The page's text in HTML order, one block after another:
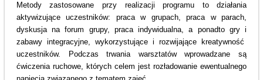
Metody zastosowane przy realizacji programu to działania
aktywizujące uczestników: praca w grupach, praca w parach,
dyskusja na forum grupy, praca indywidualna, a ponadto gry i
zabawy integracyjne, wykorzystujące i rozwijające kreatywność
uczestników. Podczas trwania warsztatów wprowadzane są
ćwiczenia ruchowe, których celem jest rozładowanie ewentualnego